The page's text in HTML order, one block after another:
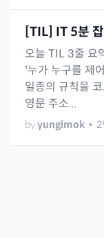
[TIL] IT 5분
오늘 TIL 3줄 요
'누가 누구를 제
일종의 규칙을
영문 주소...
byyungimok • 2